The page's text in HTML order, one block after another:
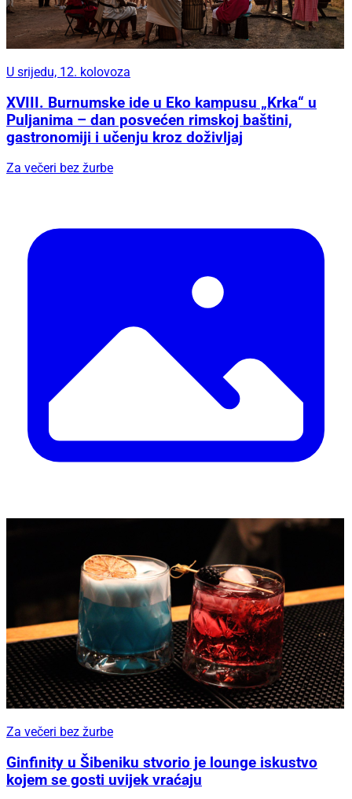
U srijedu, 12. kolovoza
XVIII. Burnumske ide u Eko kampusu „Krka“ u
Puljanima – dan posvećen rimskoj baštini,
gastronomiji i učenju kroz doživljaj
Za večeri bez žurbe
Za večeri bez žurbe
Ginfinity u Šibeniku stvorio je lounge iskustvo
kojem se gosti uvijek vraćaju